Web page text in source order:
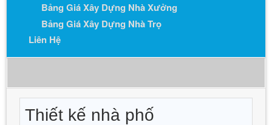
Bảng Giá Xây Dựng Nhà Xưởng
Bảng Giá Xây Dựng Nhà Trọ
Liên Hệ
Thiết kế nhà phố